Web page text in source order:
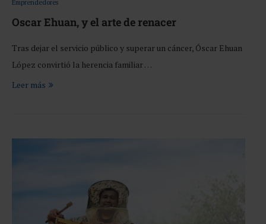
Emprendedores
Oscar Ehuan, y el arte de renacer
Tras dejar el servicio público y superar un cáncer, Óscar Ehuan
López convirtió la herencia familiar …
Leer más